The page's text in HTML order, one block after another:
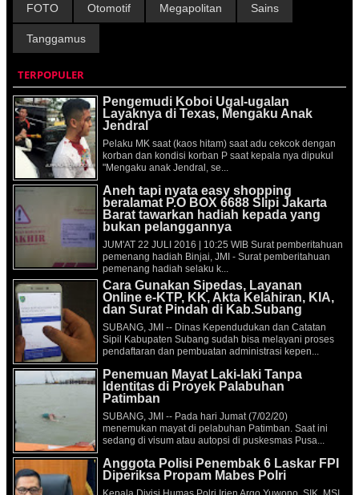
FOTO Otomotif Megapolitan Sains
Tanggamus
TERPOPULER
Pengemudi Koboi Ugal-ugalan
Layaknya di Texas, Mengaku Anak
Jendral
Pelaku MK saat (kaos hitam) saat adu cekcok dengan
korban dan kondisi korban P saat kepala nya dipukul
"Mengaku anak Jendral, se...
Aneh tapi nyata easy shopping
beralamat P.O BOX 6688 Slipi Jakarta
Barat tawarkan hadiah kepada yang
bukan pelanggannya
JUM'AT 22 JULI 2016 | 10:25 WIB Surat pemberitahuan
pemenang hadiah Binjai, JMI - Surat pemberitahuan
pemenang hadiah selaku k...
Cara Gunakan Sipedas, Layanan
Online e-KTP, KK, Akta Kelahiran, KIA,
dan Surat Pindah di Kab.Subang
SUBANG, JMI -- Dinas Kependudukan dan Catatan
Sipil Kabupaten Subang sudah bisa melayani proses
pendaftaran dan pembuatan administrasi kepen...
Penemuan Mayat Laki-laki Tanpa
Identitas di Proyek Palabuhan
Patimban
SUBANG, JMI -- Pada hari Jumat (7/02/20)
menemukan mayat di pelabuhan Patimban. Saat ini
sedang di visum atau autopsi di puskesmas Pusa...
Anggota Polisi Penembak 6 Laskar FPI
Diperiksa Propam Mabes Polri